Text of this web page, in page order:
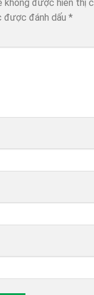
không được hiển thị
đánh dấu *